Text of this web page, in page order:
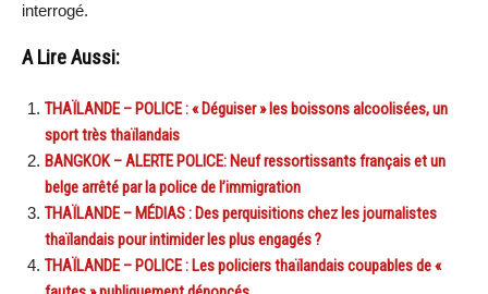
interrogé.
A Lire Aussi:
THAÏLANDE – POLICE : « Déguiser » les boissons alcoolisées, un
sport très thaïlandais
BANGKOK – ALERTE POLICE: Neuf ressortissants français et un
belge arrêté par la police de l’immigration
THAÏLANDE – MÉDIAS : Des perquisitions chez les journalistes
thaïlandais pour intimider les plus engagés ?
THAÏLANDE – POLICE : Les policiers thaïlandais coupables de «